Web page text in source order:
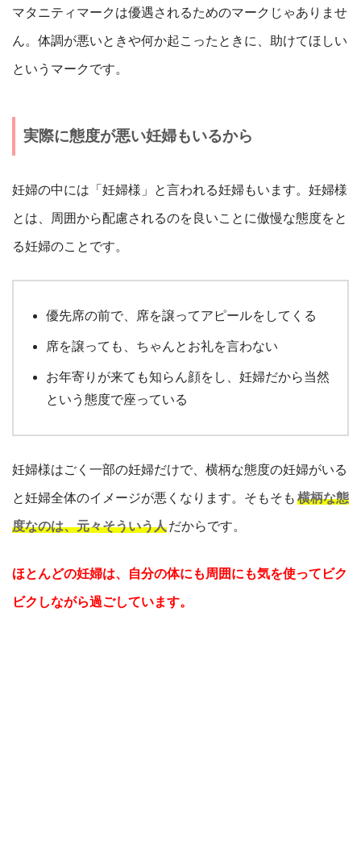
マタニティマークは優遇されるためのマークじゃありませ
ん。体調が悪いときや何か起こったときに、助けてほしい
というマークです。
実際に態度が悪い妊婦もいるから
妊婦の中には「妊婦様」と言われる妊婦もいます。妊婦様
とは、周囲から配慮されるのを良いことに傲慢な態度をと
る妊婦のことです。
優先席の前で、席を譲ってアピールをしてくる
席を譲っても、ちゃんとお礼を言わない
お年寄りが来ても知らん顔をし、妊婦だから当然
という態度で座っている
妊婦様はごく一部の妊婦だけで、横柄な態度の妊婦がいる
と妊婦全体のイメージが悪くなります。そもそも 横柄な態
度なのは、元々そういう人だからです。
ほとんどの妊婦は、自分の体にも周囲にも気を使ってビク
ビクしながら過ごしています。